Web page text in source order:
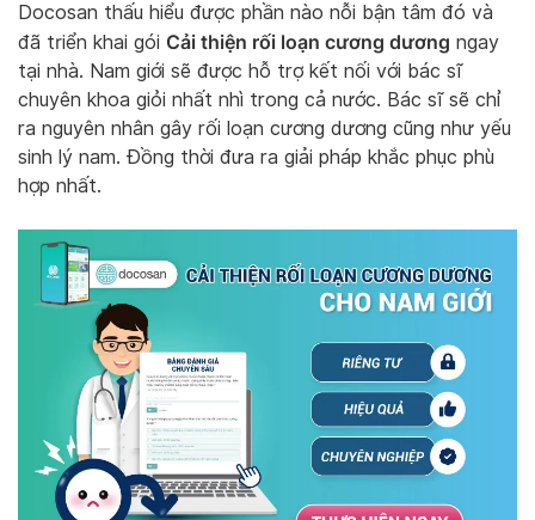
Docosan thấu hiểu được phần nào nỗi bận tâm đó và
đã triển khai gói Cải thiện rối loạn cương dương ngay
tại nhà. Nam giới sẽ được hỗ trợ kết nối với bác sĩ
chuyên khoa giỏi nhất nhì trong cả nước. Bác sĩ sẽ chỉ
ra nguyên nhân gây rối loạn cương dương cũng như yếu
sinh lý nam. Đồng thời đưa ra giải pháp khắc phục phù
hợp nhất.